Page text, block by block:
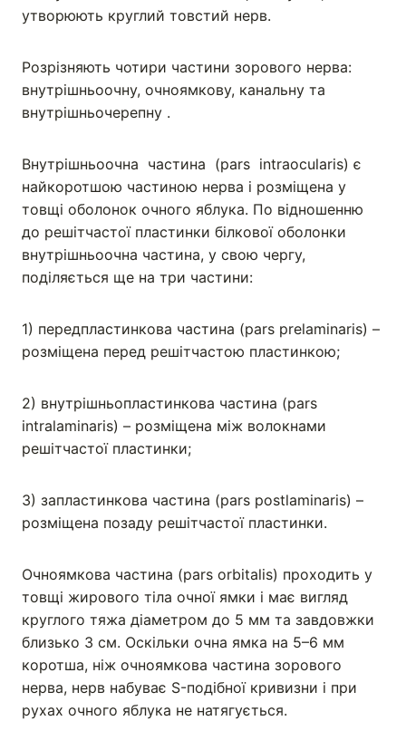
утворюють круглий товстий нерв.
Розрізняють чотири частини зорового нерва:
внутрішньоочну, очноямкову, канальну та
внутрішньочерепну .
Внутрішньоочна частина (pars intraocularis) є
найкоротшою частиною нерва і розміщена у
товщі оболонок очного яблука. По відношенню
до решітчастої пластинки білкової оболонки
внутрішньоочна частина, у свою чергу,
поділяється ще на три частини:
1) передпластинкова частина (pars prelaminaris) –
розміщена перед решітчастою пластинкою;
2) внутрішньопластинкова частина (pars
intralaminaris) – розміщена між волокнами
решітчастої пластинки;
3) запластинкова частина (pars postlamіnaris) –
розміщена позаду решітчастої пластинки.
Очноямкова частина (pars orbitalis) проходить у
товщі жирового тіла очної ямки і має вигляд
круглого тяжа діаметром до 5 мм та завдовжки
близько 3 см. Оскільки очна ямка на 5–6 мм
коротша, ніж очноямкова частина зорового
нерва, нерв набуває S-подібної кривизни і при
рухах очного яблука не натягується.